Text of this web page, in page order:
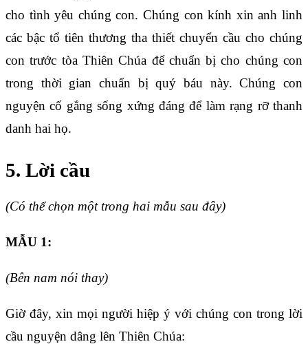
cho tình yêu chúng con. Chúng con kính xin anh linh
các bậc tổ tiên thương tha thiết chuyển cầu cho chúng
con trước tòa Thiên Chúa để chuẩn bị cho chúng con
trong thời gian chuẩn bị quý báu này. Chúng con
nguyện cố gắng sống xứng đáng để làm rạng rỡ thanh
danh hai họ.
5. Lời cầu
(Có thể chọn một trong hai mẫu sau đây)
MẪU 1:
(Bên nam nói thay)
Giờ đây, xin mọi người hiệp ý với chúng con trong lời
cầu nguyện dâng lên Thiên Chúa: